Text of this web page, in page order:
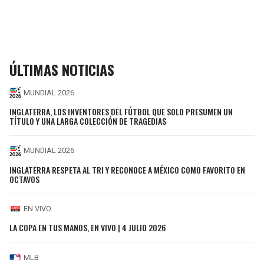
ÚLTIMAS NOTICIAS
MUNDIAL 2026
INGLATERRA, LOS INVENTORES DEL FÚTBOL QUE SOLO PRESUMEN UN
TÍTULO Y UNA LARGA COLECCIÓN DE TRAGEDIAS
MUNDIAL 2026
INGLATERRA RESPETA AL TRI Y RECONOCE A MÉXICO COMO FAVORITO EN
OCTAVOS
EN VIVO
LA COPA EN TUS MANOS, EN VIVO | 4 JULIO 2026
MLB